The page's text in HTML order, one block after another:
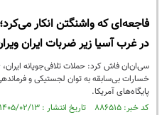
فاجعه‌ای که واشنگتن انکار
در غرب آسیا زیر ضربات ایران
خسارات بی‌سابقه به توان لجستیکی و
پایگاه‌های آمریکا.
کد خبر: ۸۸۶۵۱۵ تاریخ انتشار : ۱۴۰۵/۰۲/۱۳